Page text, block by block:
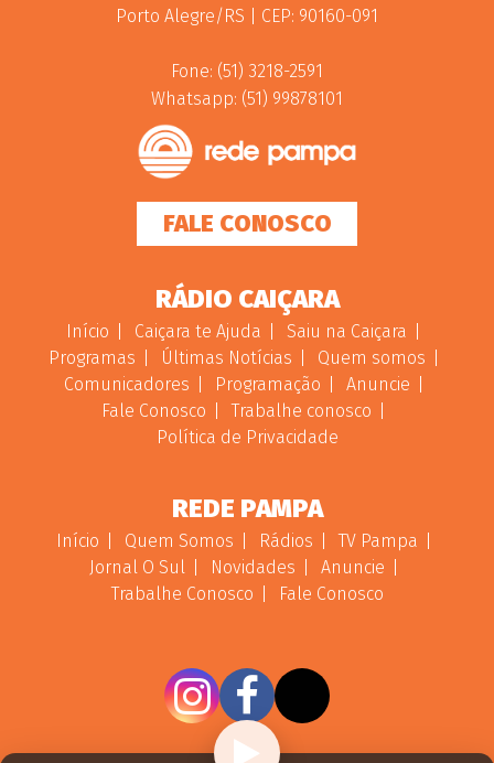
Porto Alegre/RS | CEP: 90160-091
Fone: (51) 3218-2591
Whatsapp: (51) 99878101
FALE CONOSCO
RÁDIO CAIÇARA
Início Caiçara te Ajuda
Saiu na Caiçara
Programas
Últimas Notícias
Quem somos
Comunicadores
Programação
Anuncie
Fale Conosco
Trabalhe conosco
Política de Privacidade
REDE PAMPA
Início Quem Somos Rádios
TV Pampa
Jornal O Sul
Novidades
Anuncie
Trabalhe Conosco
Fale Conosco